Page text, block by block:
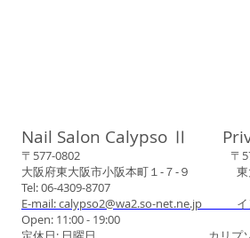
Nail Salon Calypso Ⅱ
〒577-0802 〒577-
大阪府東大阪市小阪本町１‐７‐９ 東
Tel: 06-4309-8707
E-mail: calypso2@wa2.so-net.ne.jp イ
Open: 11:00 - 19:00